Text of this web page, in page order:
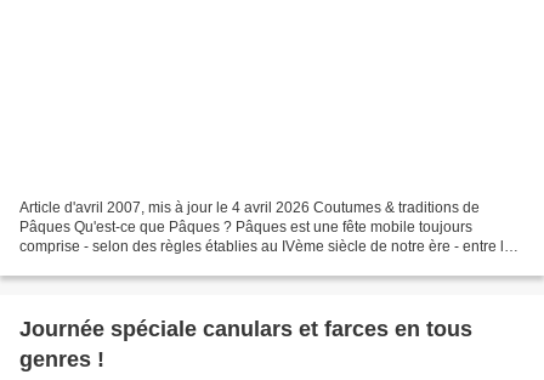
Article d'avril 2007, mis à jour le 4 avril 2026 Coutumes & traditions de
Pâques Qu'est-ce que Pâques ? Pâques est une fête mobile toujours
comprise - selon des règles établies au IVème siècle de notre ère - entre le
Journée spéciale canulars et farces en tous
genres !